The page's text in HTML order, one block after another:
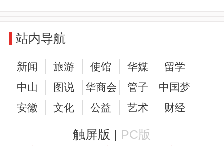
站内导航
新闻 旅游 使馆 华媒
留学
中山
图说 华商会 管子
中国梦
安徽
文化 公益 艺术 财经
触屏版 | PC版